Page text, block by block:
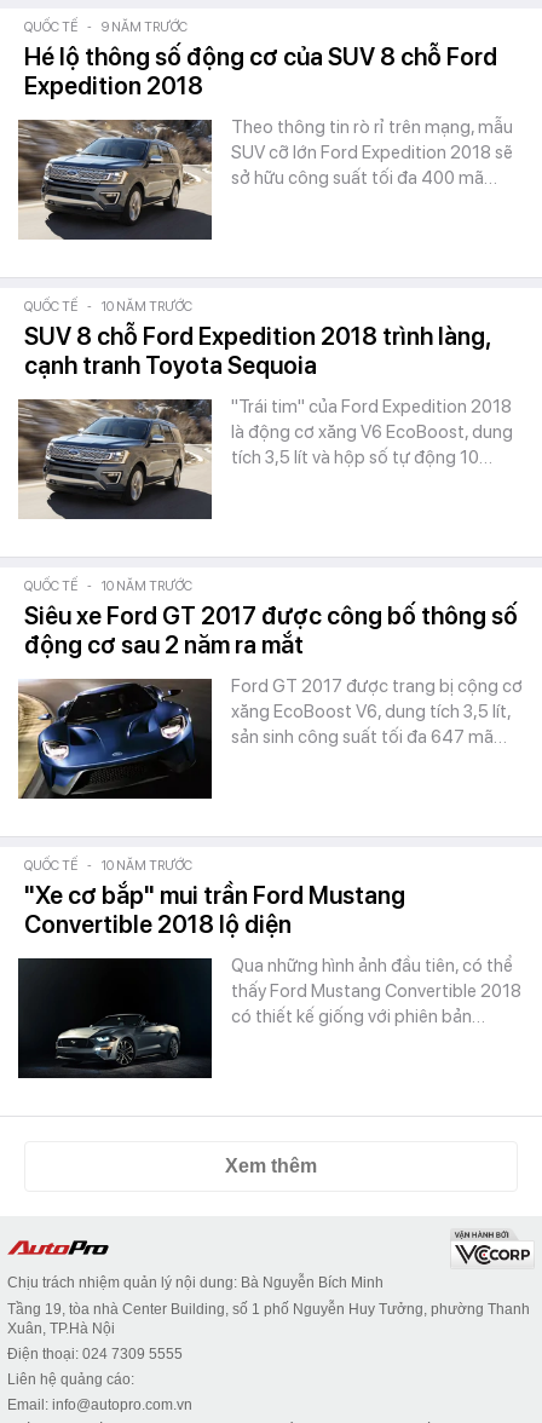
QUỐC TẾ - 9 NĂM TRƯỚC
Hé lộ thông số động cơ của SUV 8 chỗ Ford
Expedition 2018
Theo thông tin rò rỉ trên mạng, mẫu
SUV cỡ lớn Ford Expedition 2018 sẽ
sở hữu công suất tối đa 400 mã…
QUỐC TẾ - 10 NĂM TRƯỚC
SUV 8 chỗ Ford Expedition 2018 trình làng,
cạnh tranh Toyota Sequoia
"Trái tim" của Ford Expedition 2018
là động cơ xăng V6 EcoBoost, dung
tích 3,5 lít và hộp số tự động 10…
QUỐC TẾ - 10 NĂM TRƯỚC
Siêu xe Ford GT 2017 được công bố thông số
động cơ sau 2 năm ra mắt
Ford GT 2017 được trang bị cộng cơ
xăng EcoBoost V6, dung tích 3,5 lít,
sản sinh công suất tối đa 647 mã…
QUỐC TẾ - 10 NĂM TRƯỚC
"Xe cơ bắp" mui trần Ford Mustang
Convertible 2018 lộ diện
Qua những hình ảnh đầu tiên, có thể
thấy Ford Mustang Convertible 2018
có thiết kế giống với phiên bản…
Xem thêm
Chịu trách nhiệm quản lý nội dung: Bà Nguyễn Bích Minh
Tầng 19, tòa nhà Center Building, số 1 phố Nguyễn Huy Tưởng, phường Thanh
Xuân, TP.Hà Nội
Điện thoại: 024 7309 5555
Liên hệ quảng cáo:
Email: info@autopro.com.vn